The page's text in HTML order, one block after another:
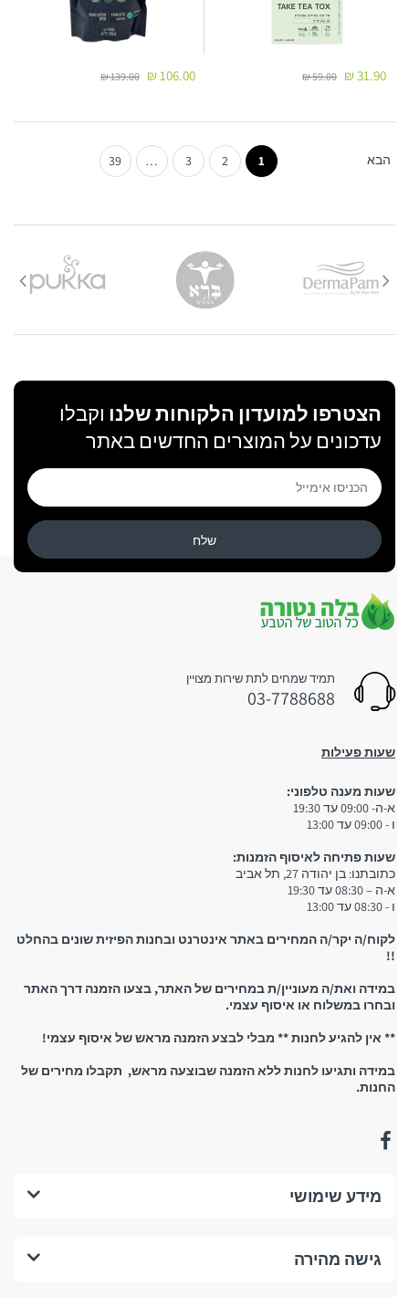
31.90 ₪
59.00 ₪
106.00 ₪
139.00 ₪
1
2
3
…
39 הבא
הצטרפו למועדון הלקוחות שלנווקבלו
עדכונים על המוצרים החדשים באתר
שלח
תמיד שמחים לתת שירות מצויין
03-7788688
שעות פעילות
שעות מענה טלפוני:
א-ה- 09:00 עד 19:30
שעות פתיחה לאיסוף הזמנות:
כתובתנו: בן יהודה 27, תל אביב
א-ה – 08:30 עד 19:30
לקוח/ה יקר/ה המחירים באתר אינטרנט ובחנות הפיזית שונים בהחלט
במידה ואת/ה מעוניין/ת במחירים של האתר, בצעו הזמנה דרך האתר
ובחרו במשלוח או איסוף עצמי.
** אין להגיע לחנות ** מבלי לבצע הזמנה מראש של איסוף עצמי!
במידה ותגיעו לחנות ללא הזמנה שבוצעה מראש, תקבלו מחירים של
החנות.
מידע שימושי
גישה מהירה